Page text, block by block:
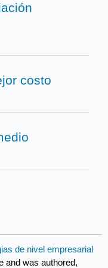
costo
de nivel empresarial
and was authored,